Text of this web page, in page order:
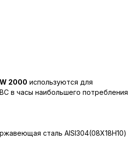
2000 используются для
в часы наибольшего потребления
сталь AISI304(08Х18Н10)